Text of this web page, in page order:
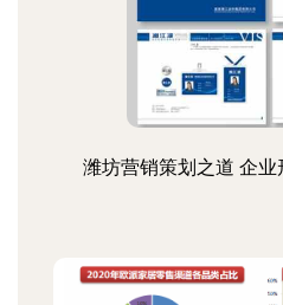
潍坊营销策划之道 企